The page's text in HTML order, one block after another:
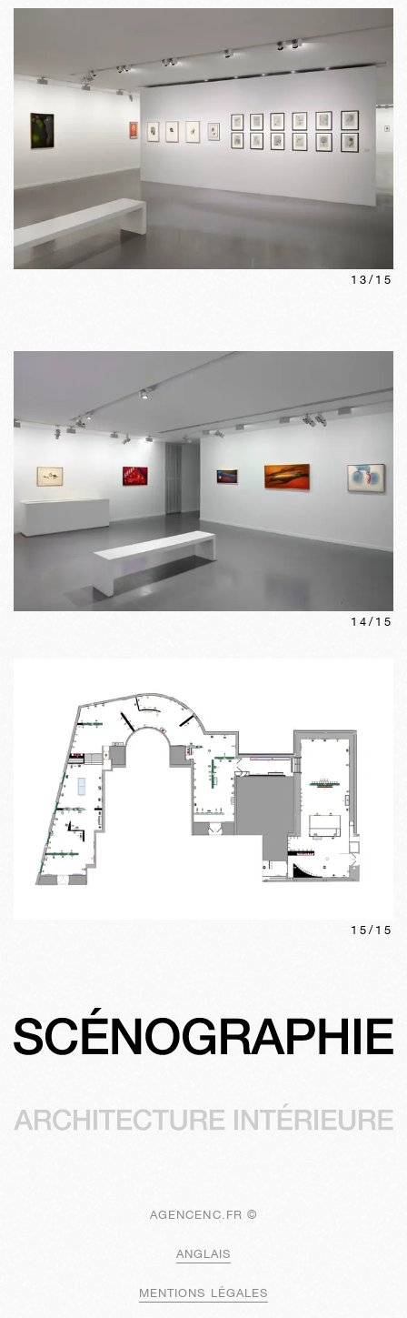
13/ 15
14/ 15
15/ 15
AGENCENC.FR ©
ANGLAIS
MENTIONS LÉGALES